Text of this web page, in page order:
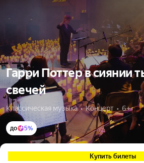
Гарри Поттер в сиянии
свечей
Классическая музыка  •  Концерт  •  6+
до 5%
Купить билеты